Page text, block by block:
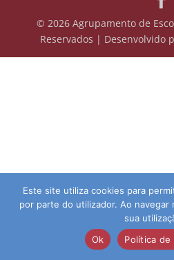
© 2026 Agrupamento de
Reservados | Desenvolvido
Este site utiliza cookies para
por parte do utilizador. Ao
sua
Ok
Política de